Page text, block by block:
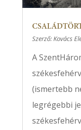
Szerző:Kovács
A
(ismertebb
legrégebbi